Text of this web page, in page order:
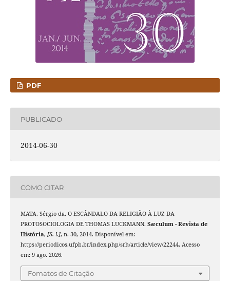
PDF
PUBLICADO
2014-06-30
COMO CITAR
MATA, Sérgio da. O ESCÂNDALO DA RELIGIÃO À LUZ DA
PROTOSOCIOLOGIA DE THOMAS LUCKMANN. Sæculum - Revista de
História, [S. l.], n. 30, 2014. Disponível em:
https://periodicos.ufpb.br/index.php/srh/article/view/22244. Acesso
em: 9 ago. 2026.
Fomatos de Citação